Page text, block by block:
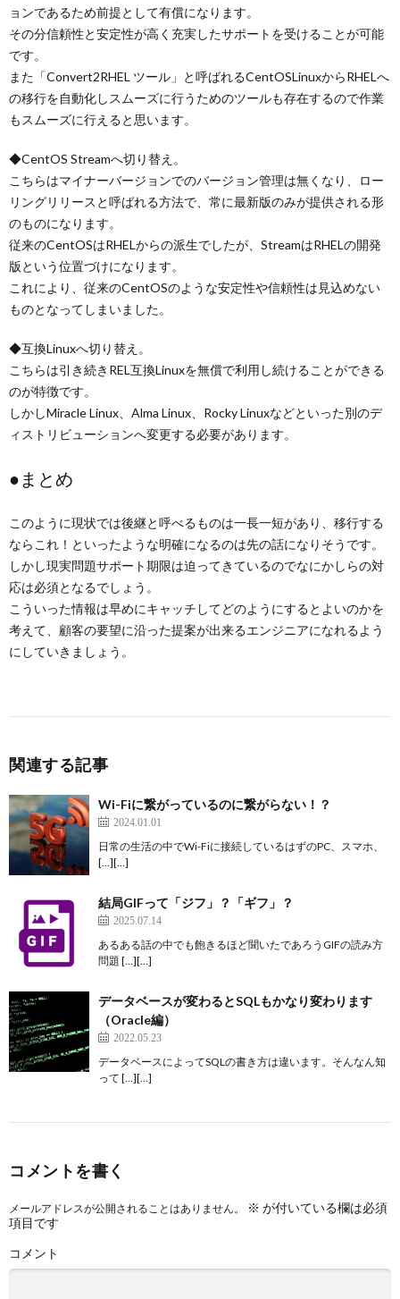
ョンであるため前提として有償になります。
その分信頼性と安定性が高く充実したサポートを受けることが可能
です。
また「Convert2RHEL ツール」と呼ばれるCentOSLinuxからRHELへ
の移行を自動化しスムーズに行うためのツールも存在するので作業
もスムーズに行えると思います。
◆CentOS Streamへ切り替え。
こちらはマイナーバージョンでのバージョン管理は無くなり、ロー
リングリリースと呼ばれる方法で、常に最新版のみが提供される形
のものになります。
従来のCentOSはRHELからの派生でしたが、StreamはRHELの開発
版という位置づけになります。
これにより、従来のCentOSのような安定性や信頼性は見込めない
ものとなってしまいました。
◆互換Linuxへ切り替え。
こちらは引き続きREL互換Linuxを無償で利用し続けることができる
のが特徴です。
しかしMiracle Linux、Alma Linux、Rocky Linuxなどといった別のデ
ィストリビューションへ変更する必要があります。
●まとめ
このように現状では後継と呼べるものは一長一短があり、移行する
ならこれ！といったような明確になるのは先の話になりそうです。
しかし現実問題サポート期限は迫ってきているのでなにかしらの対
応は必須となるでしょう。
こういった情報は早めにキャッチしてどのようにするとよいのかを
考えて、顧客の要望に沿った提案が出来るエンジニアになれるよう
にしていきましょう。
関連する記事
Wi-Fiに繋がっているのに繋がらない！？
2024.01.01
日常の生活の中でWi-Fiに接続しているはずのPC、スマホ、
[…][…]
結局GIFって「ジフ」？「ギフ」？
2025.07.14
あるある話の中でも飽きるほど聞いたであろうGIFの読み方
問題 […][…]
データベースが変わるとSQLもかなり変わります
（Oracle編）
2022.05.23
データベースによってSQLの書き方は違います。そんなん知
って […][…]
コメントを書く
メールアドレスが公開されることはありません。 ※ が付いている欄は必須
項目です
コメント